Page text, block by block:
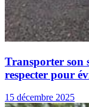
Transporter son
respecter pour
15 décembre 2025